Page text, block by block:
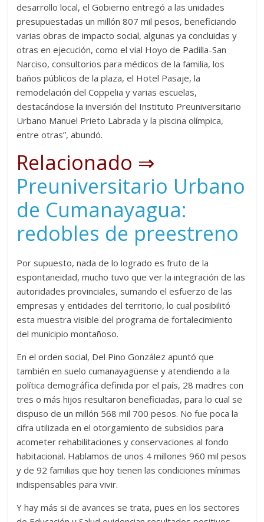
desarrollo local, el Gobierno entregó a las unidades
presupuestadas un millón 807 mil pesos, beneficiando
varias obras de impacto social, algunas ya concluidas y
otras en ejecución, como el vial Hoyo de Padilla-San
Narciso, consultorios para médicos de la familia, los
baños públicos de la plaza, el Hotel Pasaje, la
remodelación del Coppelia y varias escuelas,
destacándose la inversión del Instituto Preuniversitario
Urbano Manuel Prieto Labrada y la piscina olímpica,
entre otras”, abundó.
Relacionado ⇒
Preuniversitario Urbano
de Cumanayagua:
redobles de preestreno
Por supuesto, nada de lo logrado es fruto de la
espontaneidad, mucho tuvo que ver la integración de las
autoridades provinciales, sumando el esfuerzo de las
empresas y entidades del territorio, lo cual posibilitó
esta muestra visible del programa de fortalecimiento
del municipio montañoso.
En el orden social, Del Pino González apuntó que
también en suelo cumanayagüense y atendiendo a la
política demográfica definida por el país, 28 madres con
tres o más hijos resultaron beneficiadas, para lo cual se
dispuso de un millón 568 mil 700 pesos. No fue poca la
cifra utilizada en el otorgamiento de subsidios para
acometer rehabilitaciones y conservaciones al fondo
habitacional. Hablamos de unos 4 millones 960 mil pesos
y de 92 familias que hoy tienen las condiciones mínimas
indispensables para vivir.
Y hay más si de avances se trata, pues en los sectores